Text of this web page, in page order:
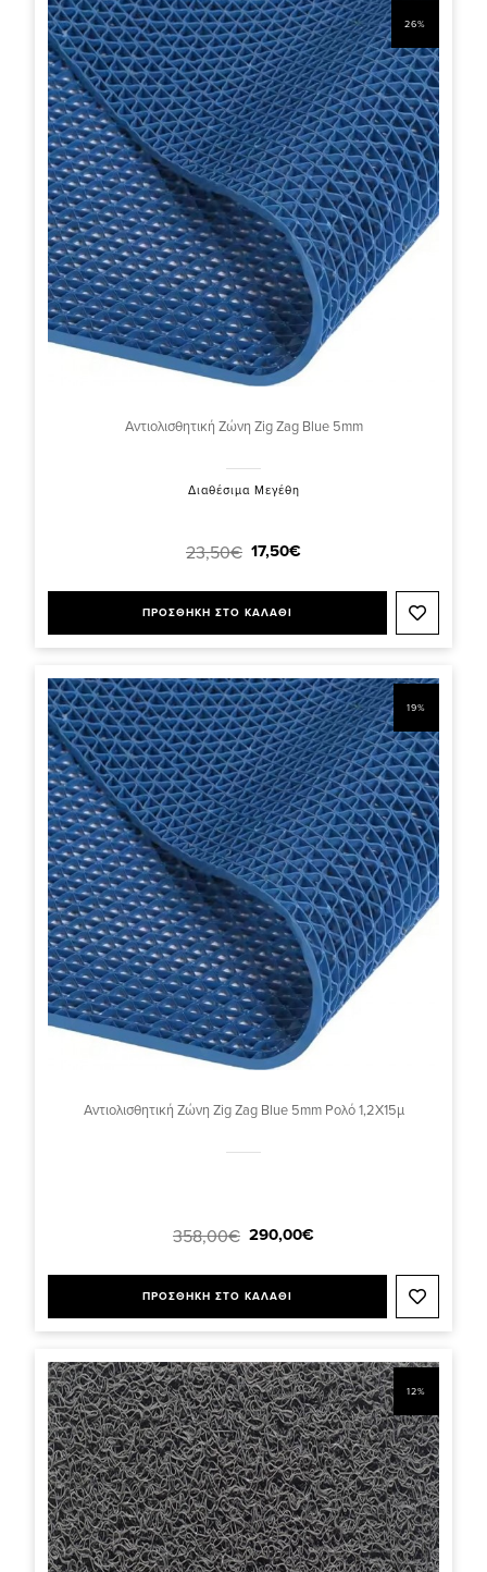
26%
Αντιολισθητική Ζώνη Zig Zag Blue 5mm
Διαθέσιμα Μεγέθη
23,50€ 17,50€
ΠΡΟΣΘΗΚΗ ΣΤΟ ΚΑΛΑΘΙ
19%
Αντιολισθητική Ζώνη Zig Zag Blue 5mm Ρολό 1,2Χ15μ
358,00€ 290,00€
ΠΡΟΣΘΗΚΗ ΣΤΟ ΚΑΛΑΘΙ
12%